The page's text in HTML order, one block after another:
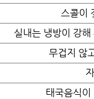
스콜이
실내는 냉방이 강
무겁지 않
태국음식